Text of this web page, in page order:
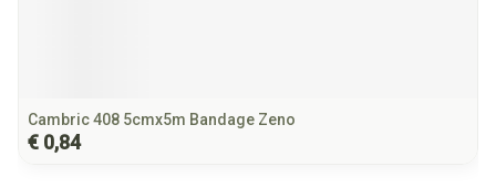
Cambric 408 5cmx5m Bandage Zeno
€ 0,84